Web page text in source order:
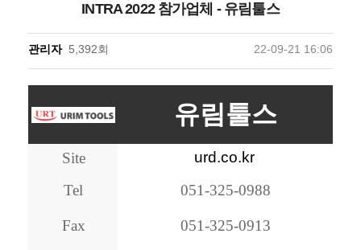
INTRA 2022 참가업체 - 유림툴스
관리자 5,392회 22-09-21 16:06
유림툴스
Site
urd.co.kr
Tel
051-325-0988
Fax
051-325-0913